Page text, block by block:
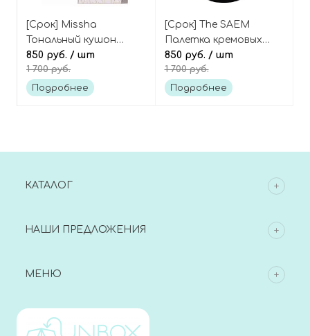
[Срок] Missha
Тональный кушон
Cover Lasting, 21 тон
Magic cushion cover
lasting 21
850 руб. / шт
1 700 руб.
Подробнее
[Срок] The SAEM
Палетка кремовых
консилеров-
корректоров,
оттенок 01 Correct
850 руб. / шт
1 700 руб.
Подробнее
КАТАЛОГ
НАШИ ПРЕДЛОЖЕНИЯ
МЕНЮ